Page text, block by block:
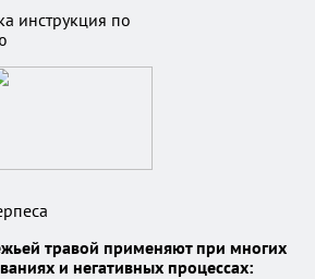
травой применяют при многих
и негативных процессах: